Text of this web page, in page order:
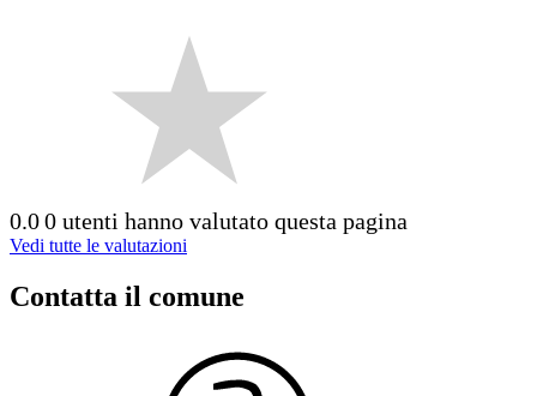
0.00 utenti hanno valutato questa pagina
Vedi tutte le valutazioni
Contatta il comune